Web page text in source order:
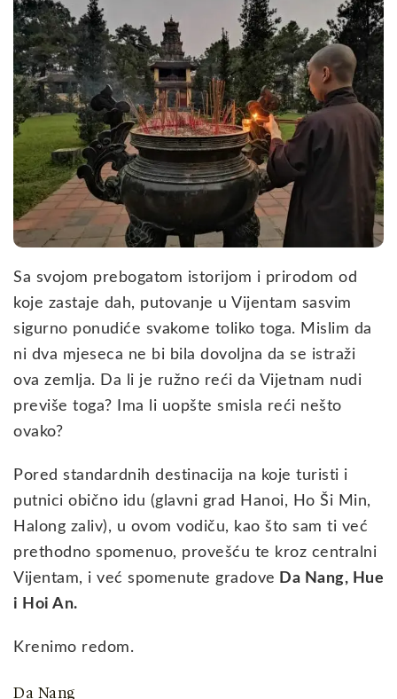
Sa svojom prebogatom istorijom i prirodom od
koje zastaje dah, putovanje u Vijentam sasvim
sigurno ponudiće svakome toliko toga. Mislim da
ni dva mjeseca ne bi bila dovoljna da se istraži
ova zemlja. Da li je ružno reći da Vijetnam nudi
previše toga? Ima li uopšte smisla reći nešto
ovako?
Pored standardnih destinacija na koje turisti i
putnici obično idu (glavni grad Hanoi, Ho Ši Min,
Halong zaliv), u ovom vodiču, kao što sam ti već
prethodno spomenuo, provešću te kroz centralni
Vijentam, i već spomenute gradove Da Nang, Hue
i Hoi An.
Krenimo redom.
Da Nang